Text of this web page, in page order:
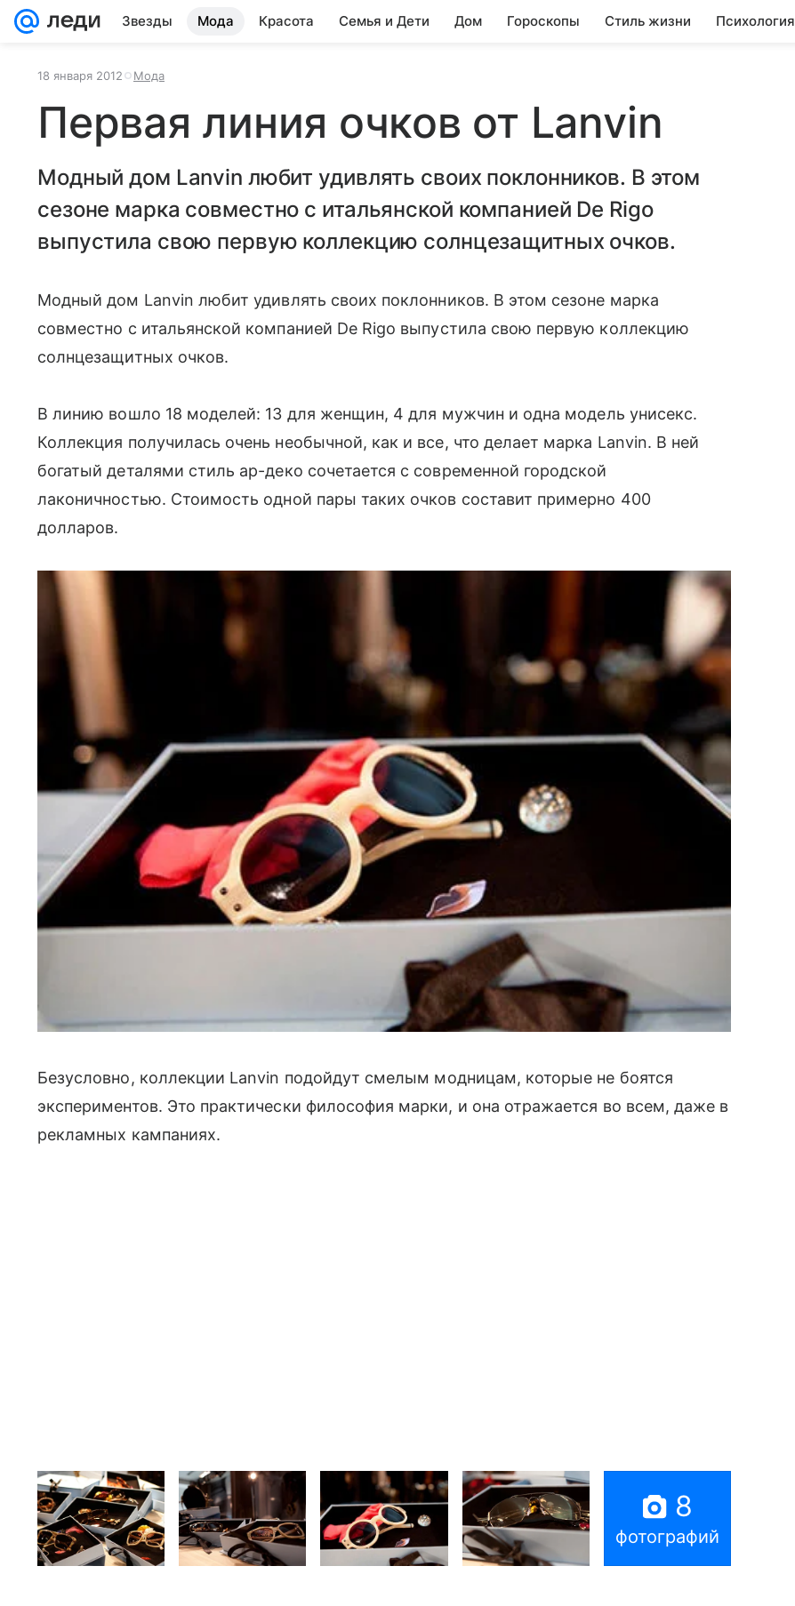
Звезды Мода Красота Семья и Дети Дом Гороскопы Стиль жизни Психология
18 января 2012 Мода
Первая линия очков от Lanvin
Модный дом Lanvin любит удивлять своих поклонников. В этом
сезоне марка совместно с итальянской компанией De Rigo
выпустила свою первую коллекцию солнцезащитных очков.
Модный дом Lanvin любит удивлять своих поклонников. В этом сезоне марка
совместно с итальянской компанией De Rigo выпустила свою первую коллекцию
солнцезащитных очков.
В линию вошло 18 моделей: 13 для женщин, 4 для мужчин и одна модель унисекс.
Коллекция получилась очень необычной, как и все, что делает марка Lanvin. В ней
богатый деталями стиль ар-деко сочетается с современной городской
лаконичностью. Стоимость одной пары таких очков составит примерно 400
долларов.
Безусловно, коллекции Lanvin подойдут смелым модницам, которые не боятся
экспериментов. Это практически философия марки, и она отражается во всем, даже в
рекламных кампаниях.
8
фотографий